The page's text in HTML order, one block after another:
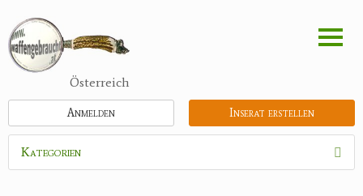
zum
Inhalt
Österreich
Inserat erstellen
Anmelden
Kategorien